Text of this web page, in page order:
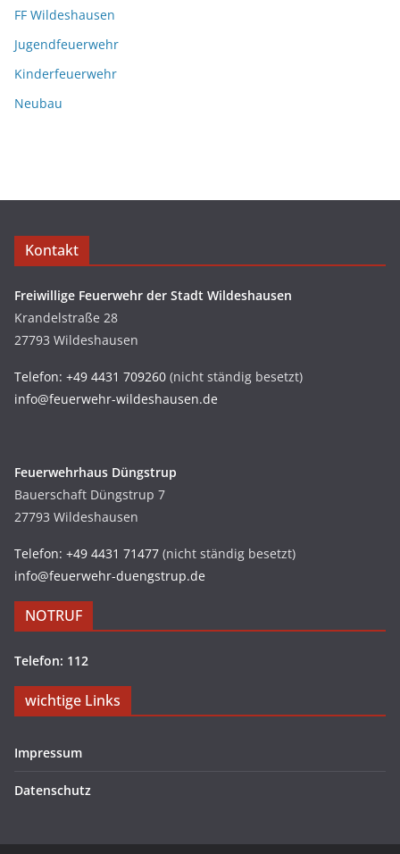
FF Wildeshausen
Jugendfeuerwehr
Kinderfeuerwehr
Neubau
Kontakt
Freiwillige Feuerwehr der Stadt Wildeshausen
Krandelstraße 28
27793 Wildeshausen
Telefon: +49 4431 709260 (nicht ständig besetzt)
info@feuerwehr-wildeshausen.de
Feuerwehrhaus Düngstrup
Bauerschaft Düngstrup 7
27793 Wildeshausen
Telefon: +49 4431 71477 (nicht ständig besetzt)
info@feuerwehr-duengstrup.de
NOTRUF
Telefon: 112
wichtige Links
Impressum
Datenschutz